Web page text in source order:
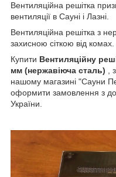
Вентиляційна решітка
вентиляції в Сауні і Лазні.
Вентиляційна решітка з
захисною сіткою від комах.
Купити Вентиляційну
мм (нержавіюча сталь) ,
нашому магазині "Сауни
оформити замовлення з
України.